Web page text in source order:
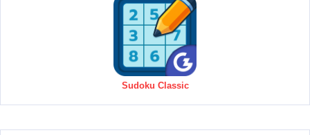
Sudoku Classic